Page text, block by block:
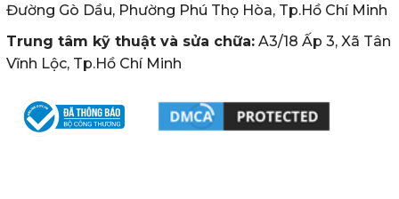
Đường Gò Dầu, Phường Phú Thọ Hòa, Tp.Hồ Chí Minh
Trung tâm kỹ thuật và sửa chữa: A3/18 Ấp 3, Xã Tân
Vĩnh Lộc, Tp.Hồ Chí Minh